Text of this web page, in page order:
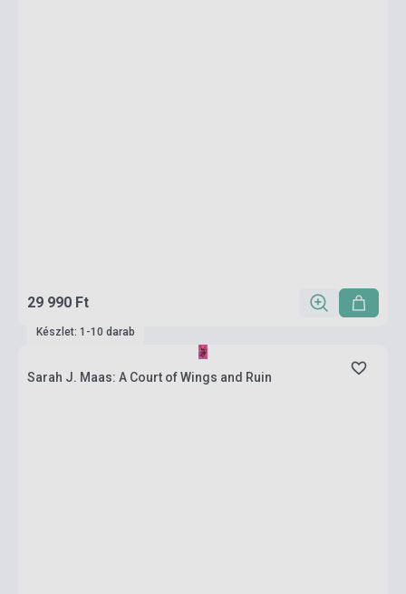
29 990 Ft
Készlet: 1-10 darab
Sarah J. Maas: A Court of Wings and Ruin